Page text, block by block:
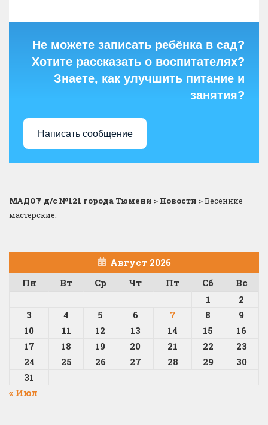
Не можете записать ребёнка в сад?
Хотите рассказать о воспитателях?
Знаете, как улучшить питание и
занятия?
Написать сообщение
МАДОУ д/с №121 города Тюмени > Новости >Весенние
мастерские.
Август 2026
Пн
Вт Ср Чт Пт Сб
Вс
1
2
3
4 5 6 7 8
9
10
11 12 13 14 15
16
17
18 19 20 21 22
23
24
25 26 27 28 29
30
31
« Июл